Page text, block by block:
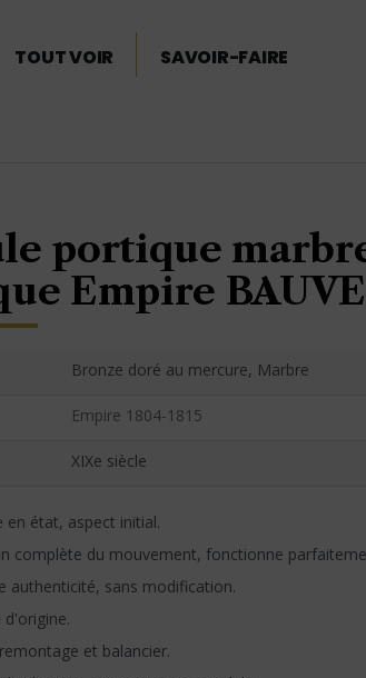
TOUT VOIR SAVOIR-FAIRE
portique
Empire BAUVE
Bronze doré au mercure, Marbre
Empire 1804-1815
XIXe siècle
en état, aspect initial.
complète du mouvement, fonctionne
authenticité, sans modification.
d'origine.
et balancier.